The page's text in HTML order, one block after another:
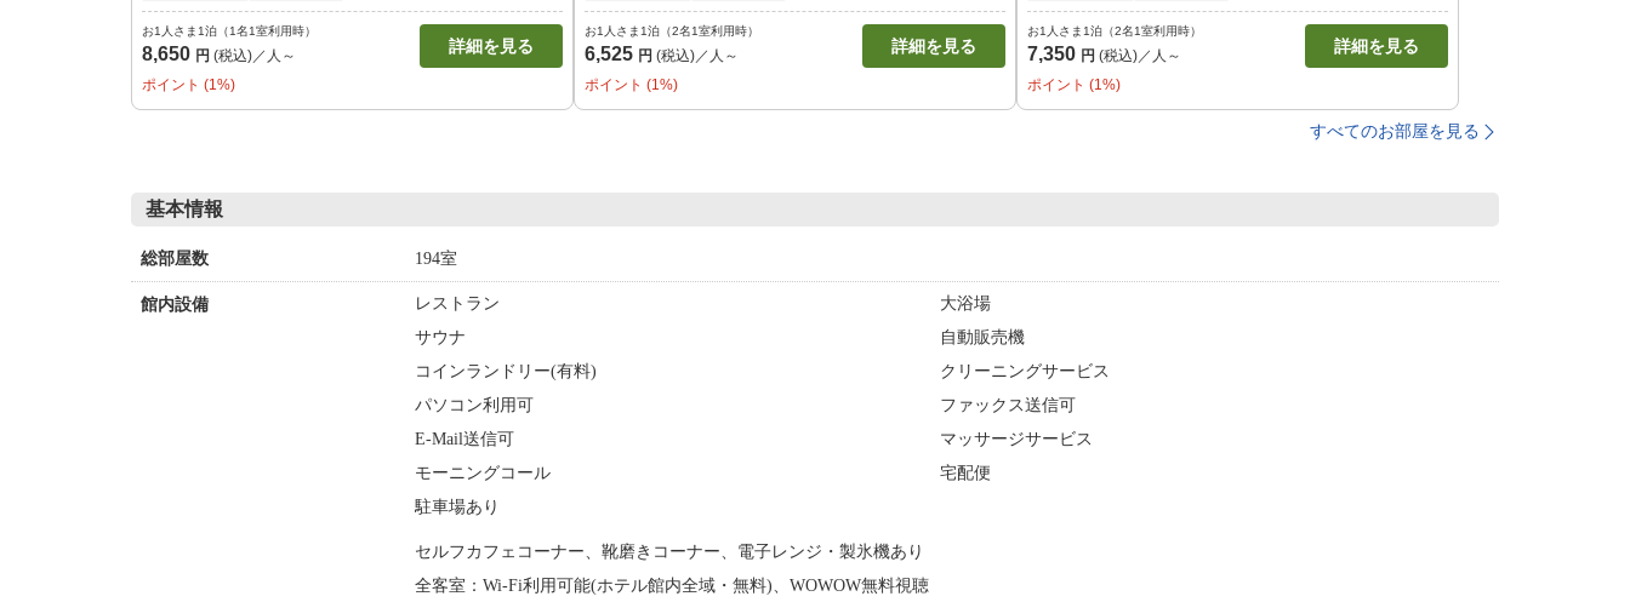
お1人さま1泊（1名1室利用時）
8,650 円 (税込)／人～ 詳細を見る
ポイント (1%)
お1人さま1泊（2名1室利用時）
6,525 円 (税込)／人～ 詳細を見る
ポイント (1%)
お1人さま1泊（2名1室利用時）
7,350 円 (税込)／人～ 詳細を見る
ポイント (1%)
すべてのお部屋を見る
基本情報
総部屋数 194室
館内設備 レストラン
大浴場
サウナ
自動販売機
コインランドリー(有料)
クリーニングサービス
パソコン利用可
ファックス送信可
E-Mail送信可
マッサージサービス
モーニングコール
宅配便
駐車場あり
セルフカフェコーナー、靴磨きコーナー、電子レンジ・製氷機あり
全客室：Wi-Fi利用可能(ホテル館内全域・無料)、WOWOW無料視聴